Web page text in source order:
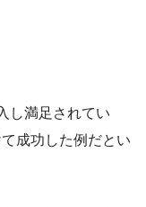
し満足されてい
成功した例だとい